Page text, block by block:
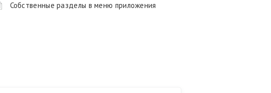
Собственные разделы в меню приложения